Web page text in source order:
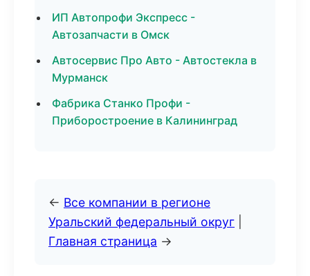
ИП Автопрофи Экспресс -
Автозапчасти в Омск
Автосервис Про Авто - Автостекла в
Мурманск
Фабрика Станко Профи -
Приборостроение в Калининград
← Все компании в регионе
Уральский федеральный округ
Главная страница →